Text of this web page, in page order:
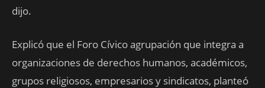
dijo.
Explicó que el Foro Cívico agrupación que integra a
organizaciones de derechos humanos, académicos,
grupos religiosos, empresarios y sindicatos, planteó